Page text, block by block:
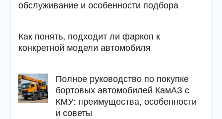
обслуживание и особенности подбора
Как понять, подходит ли фаркоп к
конкретной модели автомобиля
Полное руководство по покупке
бортовых автомобилей КамАЗ с
КМУ: преимущества, особенности
и советы